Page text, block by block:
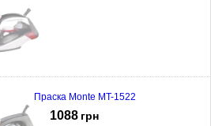
Праска Monte MT-1522
1088 грн